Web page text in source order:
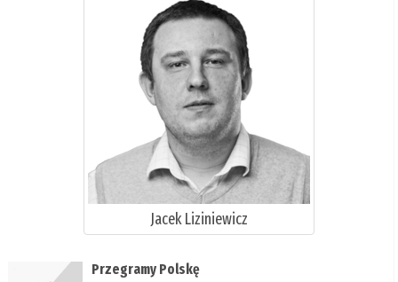
Jacek Liziniewicz
Przegramy Polskę